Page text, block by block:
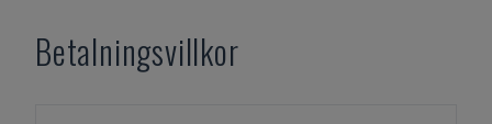
Betalningsvillkor